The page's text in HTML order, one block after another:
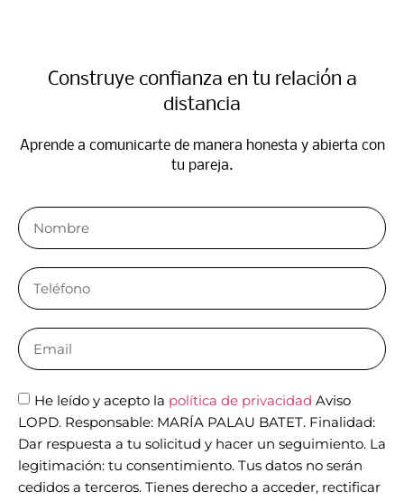
Construye confianza en tu relación a
distancia​
Aprende a comunicarte de manera honesta y abierta con
tu pareja.​
He leído y acepto la política de privacidad Aviso
LOPD. Responsable: MARÍA PALAU BATET. Finalidad:
Dar respuesta a tu solicitud y hacer un seguimiento. La
legitimación: tu consentimiento. Tus datos no serán
cedidos a terceros. Tienes derecho a acceder, rectificar